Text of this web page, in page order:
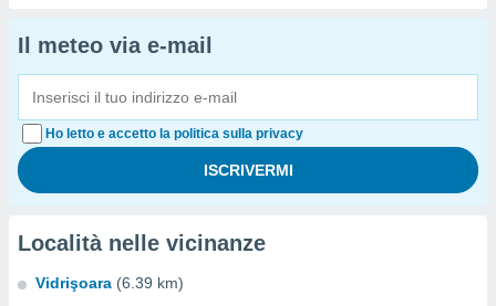
Il meteo via e-mail
Ho letto e accetto la politica sulla privacy
Località nelle vicinanze
Vidrişoara (6.39 km)